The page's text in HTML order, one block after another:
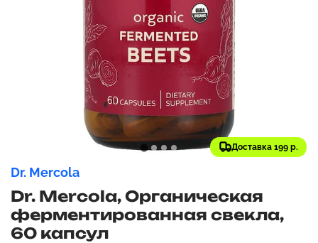
Доставка 199 р.
Dr. Mercola
Dr. Mercola, Органическая
ферментированная свекла,
60 капсул